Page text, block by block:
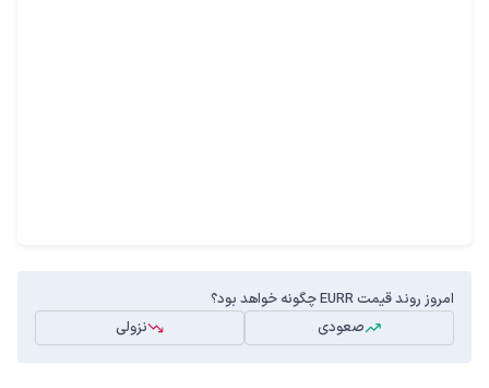
امروز روند قیمت EURR چگونه خواهد بود؟
صعودی
نزولی